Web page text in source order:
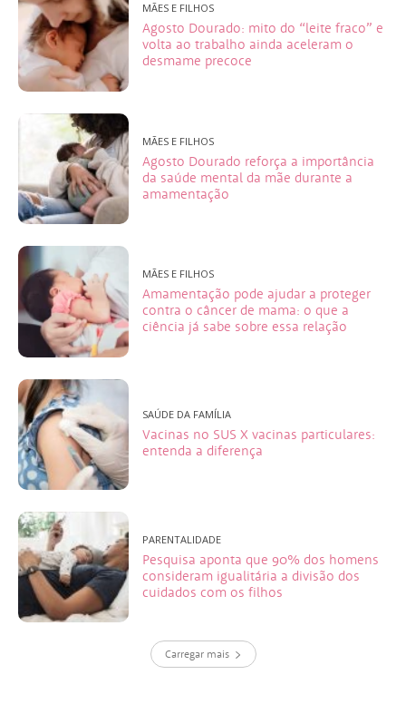
MÃES E FILHOS
Agosto Dourado: mito do “leite fraco” e
volta ao trabalho ainda aceleram o
desmame precoce
MÃES E FILHOS
Agosto Dourado reforça a importância
da saúde mental da mãe durante a
amamentação
MÃES E FILHOS
Amamentação pode ajudar a proteger
contra o câncer de mama: o que a
ciência já sabe sobre essa relação
SAÚDE DA FAMÍLIA
Vacinas no SUS X vacinas particulares:
entenda a diferença
PARENTALIDADE
Pesquisa aponta que 90% dos homens
consideram igualitária a divisão dos
cuidados com os filhos
Carregar mais